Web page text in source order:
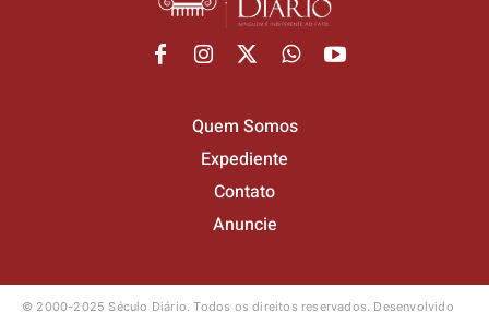
Quem Somos
Expediente
Contato
Anuncie
© 2000-2025 Século Diário.Todos os direitos reservados. Desenvolvido